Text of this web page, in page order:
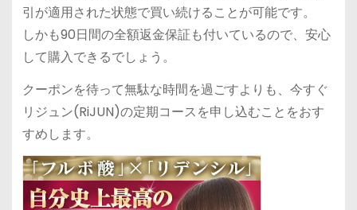
引が適用された状態で買い続けることが可能です。
しかも90日間の全額返金保証も付いているので、安心
して購入できるでしょう。
クーポンを待って無駄な時間を過ごすよりも、今すぐ
リジュン(RiJUN)の定期コースを申し込むことをおす
すめします。